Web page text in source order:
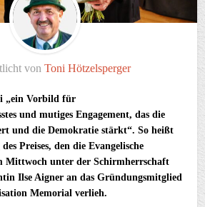
von Toni Hötzelsperger
„ein Vorbild für
und mutiges Engagement, das die
und die Demokratie stärkt“. So heißt
Preises, den die Evangelische
Mittwoch unter der Schirmherrschaft
Ilse Aigner an das Gründungsmitglied
Memorial verlieh.